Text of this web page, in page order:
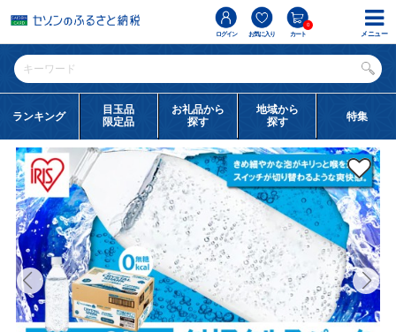
ログイン お気に入り カート
0
ランキング
目玉品
限定品
お礼品から
探す
地域から
探す
特集
メニュー